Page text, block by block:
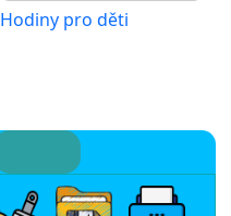
Hodiny pro děti